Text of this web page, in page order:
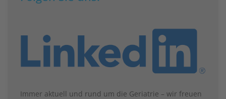
Immer aktuell und rund um die Geriatrie – wir freuen